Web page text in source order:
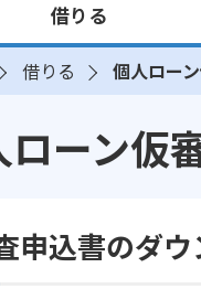
借りる
借りる 個人ロー
ローン仮
申込書のダウ